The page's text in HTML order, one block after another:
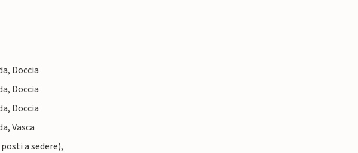
Doccia
Doccia
Doccia
Vasca
a sedere),